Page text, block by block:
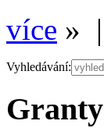
více » |
Vyhledávání:
Granty